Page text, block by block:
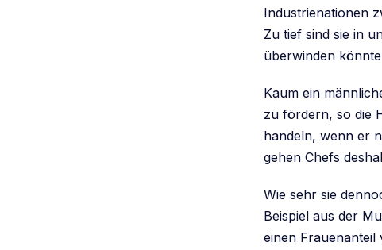
Industrienationen
Zu tief sind sie in
überwinden
Kaum ein
zu fördern, so die
handeln, wenn er
gehen Chefs
Wie sehr sie
Beispiel aus der
einen